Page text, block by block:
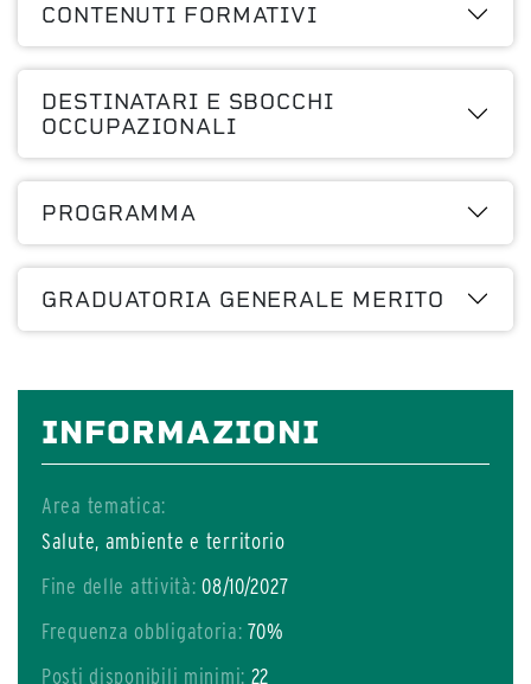
CONTENUTI FORMATIVI
DESTINATARI E SBOCCHI
OCCUPAZIONALI
PROGRAMMA
GRADUATORIA GENERALE MERITO
INFORMAZIONI
Area tematica:
Salute, ambiente e territorio
Fine delle attività: 08/10/2027
Frequenza obbligatoria: 70%
Posti disponibili minimi: 22